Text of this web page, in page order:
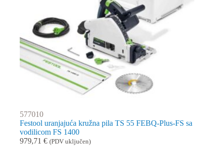
577010
Festool uranjajuća kružna pila TS 55 FEBQ-Plus-FS sa
vodilicom FS 1400
979,71 € (PDV uključen)